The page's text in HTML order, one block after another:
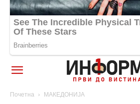
Почетна МАКЕДОНИЈА